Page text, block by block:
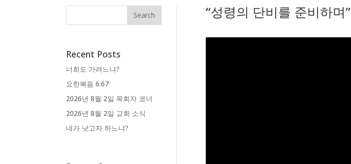
Recent Posts
너희도 가려느냐?
요한복음 6:67
2026년 8월 2일 목회자 코너
2026년 8월 2일 교회 소식
네가 낫고자 하느냐?
“성령의 단비를 준비하며”